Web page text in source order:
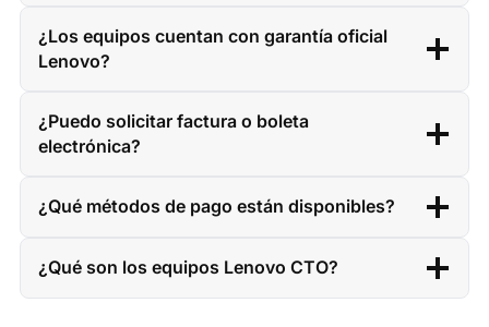
¿Los equipos cuentan con garantía oficial
Lenovo?
¿Puedo solicitar factura o boleta
electrónica?
¿Qué métodos de pago están disponibles?
¿Qué son los equipos Lenovo CTO?